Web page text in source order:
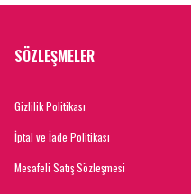
SÖZLEŞMELER
Gizlilik Politikası
İptal ve İade Politikası
Mesafeli Satış Sözleşmesi